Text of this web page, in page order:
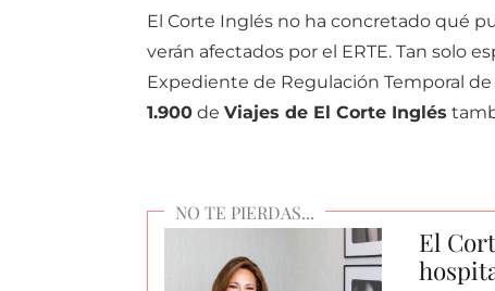
El Corte Inglés no ha concretado qué
verán afectados por el ERTE. Tan solo
Expediente de Regulación Temporal
1.900de Viajes de El Corte Inglés
El